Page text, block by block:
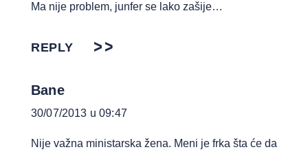
Ma nije problem, junfer se lako zašije…
REPLY
Bane
30/07/2013 u 09:47
Nije važna ministarska žena. Meni je frka šta će da